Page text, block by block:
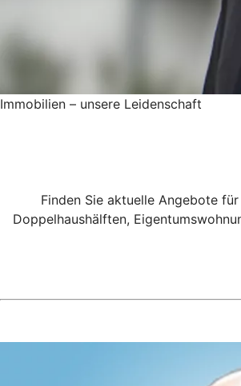
Immobilien – unsere Leidenschaft
Finden Sie aktuelle Angebote
Doppelhaushälften,